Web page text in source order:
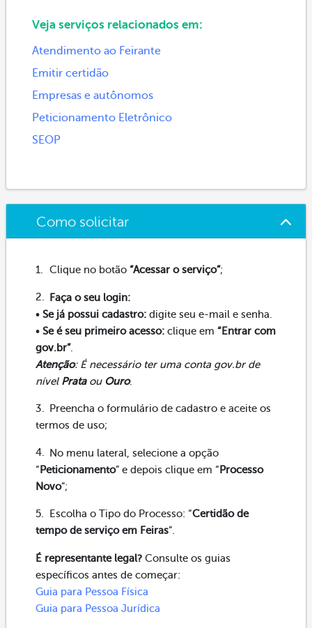
Veja serviços relacionados em:
Atendimento ao Feirante
Emitir certidão
Empresas e autônomos
Peticionamento Eletrônico
SEOP
Como solicitar
Clique no botão “Acessar o serviço”;
Faça o seu login:
• Se já possui cadastro: digite seu e-mail e senha.
• Se é seu primeiro acesso: clique em “Entrar com
gov.br”.
Atenção: É necessário ter uma conta gov.br de
nível Prataou Ouro.
Preencha o formulário de cadastro e aceite os
termos de uso;
No menu lateral, selecione a opção
“ Peticionamento” e depois clique em “ Processo
Novo”;
Escolha o Tipo do Processo: “Certidão de
tempo de serviço em Feiras”.
É representante legal? Consulte os guias
específicos antes de começar:
Guia para Pessoa Física
Guia para Pessoa Jurídica